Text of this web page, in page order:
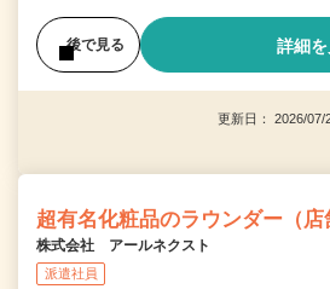
後で見る 詳細
更新日： 2026/
超有名化粧品のラウンダー（店
株式会社 アールネクスト
派遣社員